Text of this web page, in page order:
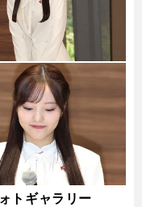
トギャラリー